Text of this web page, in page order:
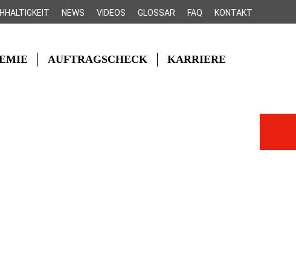
NEWS VIDEOS GLOSSAR FAQ KONTAKT
AUFTRAGSCHECK KARRIERE